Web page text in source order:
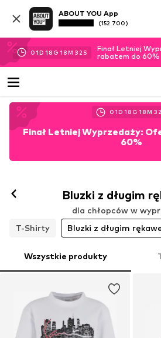
ABOUT YOU App
(152 700)
01D 18 G 18M 30 S
Finał Letniej
rabatem do 60%
01D 18 G 18M 30
Finał Letniej Wyprzedaży:
60%
Bluzki z długim
dla chłopców w
T-Shirty
Bluzki z długim
Wszystkie produkty